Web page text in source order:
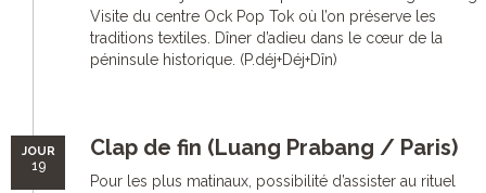
Visite du centre Ock Pop Tok où l’on préserve les
traditions textiles. Dîner d’adieu dans le cœur de la
péninsule historique. (P.déj+Déj+Dîn)
JOUR
19
Clap de fin (Luang Prabang / Paris)
Pour les plus matinaux, possibilité d’assister au rituel